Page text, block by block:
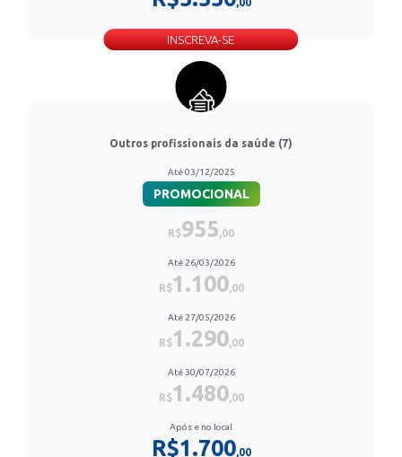
INSCREVA-SE
Outros profissionais da saúde (7)
Até 03/12/2025
PROMOCIONAL
R$955,00
Até 26/03/2026
R$1.100,00
Até 27/05/2026
R$1.290,00
Até 30/07/2026
R$1.480,00
Após e no local
R$1.700,00